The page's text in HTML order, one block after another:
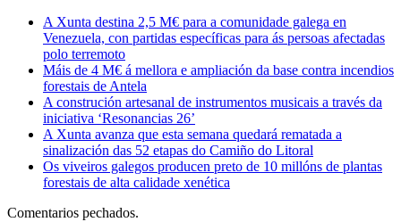
A Xunta destina 2,5 M€ para a comunidade galega en
Venezuela, con partidas específicas para ás persoas afectadas
polo terremoto
Máis de 4 M€ á mellora e ampliación da base contra incendios
forestais de Antela
A construción artesanal de instrumentos musicais a través da
iniciativa ‘Resonancias 26’
A Xunta avanza que esta semana quedará rematada a
sinalización das 52 etapas do Camiño do Litoral
Os viveiros galegos producen preto de 10 millóns de plantas
forestais de alta calidade xenética
Comentarios pechados.